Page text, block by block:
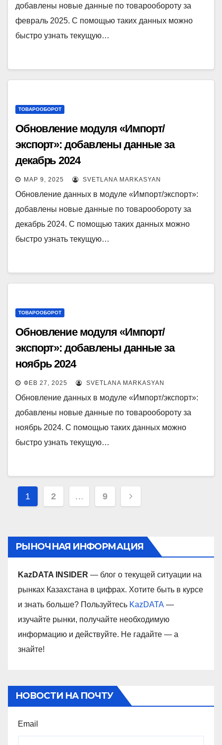
добавлены новые данные по товарообороту за
февраль 2025. С помощью таких данных можно
быстро узнать текущую…
ТОВАРООБОРОТ
Обновление модуля «Импорт/
экспорт»: добавлены данные за
декабрь 2024
МАР 9, 2025 SVETLANA MARKASYAN
Обновление данных в модуле «Импорт/экспорт»:
добавлены новые данные по товарообороту за
декабрь 2024. С помощью таких данных можно
быстро узнать текущую…
ТОВАРООБОРОТ
Обновление модуля «Импорт/
экспорт»: добавлены данные за
ноябрь 2024
ФЕВ 27, 2025 SVETLANA MARKASYAN
Обновление данных в модуле «Импорт/экспорт»:
добавлены новые данные по товарообороту за
ноябрь 2024. С помощью таких данных можно
быстро узнать текущую…
Навигация
по
1 2 … 9
РЫНОЧНАЯ ИНФОРМАЦИЯ
KazDATA INSIDER — блог о текущей ситуации на
рынках Казахстана в цифрах. Хотите быть в курсе
и знать больше? Пользуйтесь KazDATA —
изучайте рынки, получайте необходимую
информацию и действуйте. Не гадайте — а
знайте!
НОВОСТИ НА ПОЧТУ
Email